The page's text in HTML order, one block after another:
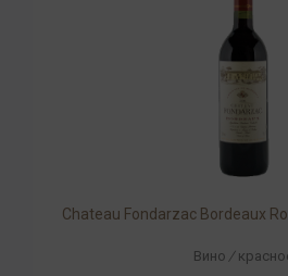
Chateau Fondarzac Bordeaux
Вино /